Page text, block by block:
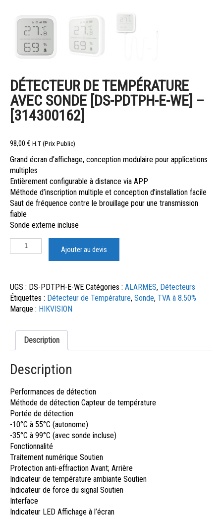
DÉTECTEUR DE TEMPÉRATURE
AVEC SONDE [DS-PDTPH-E-WE] –
[314300162]
98,00 € H.T (Prix Public)
Grand écran d’affichage, conception modulaire pour applications
multiples
Entièrement configurable à distance via APP
Méthode d’inscription multiple et conception d’installation facile
Saut de fréquence contre le brouillage pour une transmission
fiable
Sonde externe incluse
Ajouter au devis
UGS : DS-PDTPH-E-WE Catégories : ALARMES, Détecteurs
Étiquettes : Détecteur de Température, Sonde, TVA à 8.50%
Marque : HIKVISION
Description
Description
Performances de détection
Méthode de détection Capteur de température
Portée de détection
-10°C à 55°C (autonome)
-35°C à 99°C (avec sonde incluse)
Fonctionnalité
Traitement numérique Soutien
Protection anti-effraction Avant; Arrière
Indicateur de température ambiante Soutien
Indicateur de force du signal Soutien
Interface
Indicateur LED Affichage à l’écran